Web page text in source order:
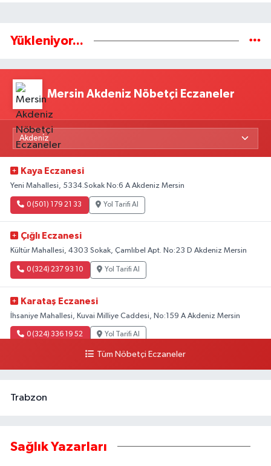
Yükleniyor...
Mersin Akdeniz Nöbetçi Eczaneler
Kaya Eczanesi
Yeni Mahallesi, 5334.Sokak No:6 A Akdeniz Mersin
0 (501) 179 21 33 Yol Tarifi Al
Çığlı Eczanesi
Kültür Mahallesi, 4303 Sokak, Çamlıbel Apt. No:23 D Akdeniz Mersin
0 (324) 237 93 10 Yol Tarifi Al
Karataş Eczanesi
İhsaniye Mahallesi, Kuvai Milliye Caddesi, No:159 A Akdeniz Mersin
0 (324) 336 19 52 Yol Tarifi Al
Tüm Nöbetçi Eczaneler
Trabzon
Sağlık Yazarları